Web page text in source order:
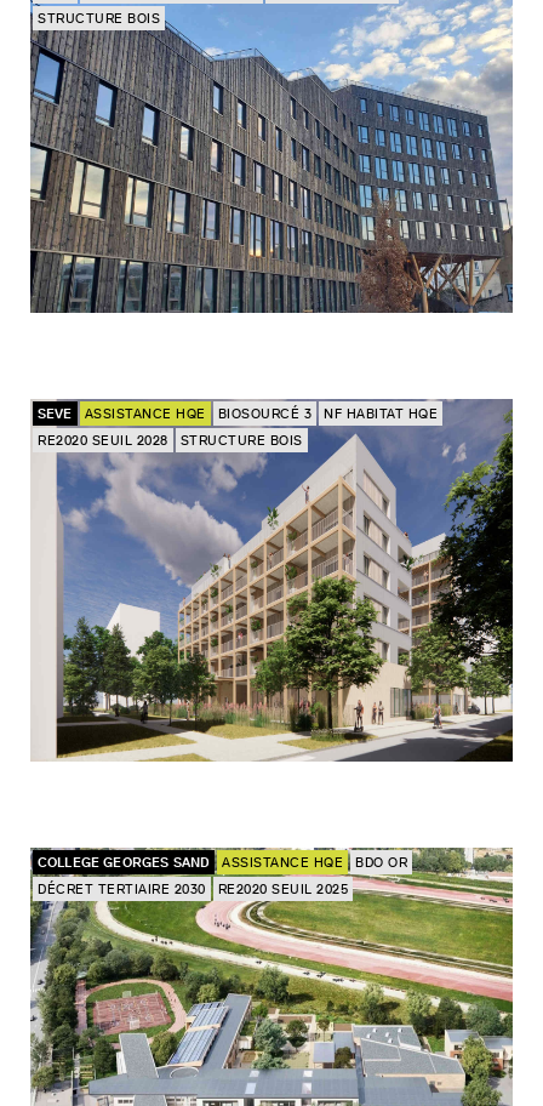
STRUCTURE BOIS
SEVE ASSISTANCE HQE BIOSOURCÉ 3
NF HABITAT HQE
RE2020 SEUIL 2028
STRUCTURE BOIS
COLLEGE GEORGES SAND ASSISTANCE HQE
BDO OR
DÉCRET TERTIAIRE 2030
RE2020 SEUIL 2025